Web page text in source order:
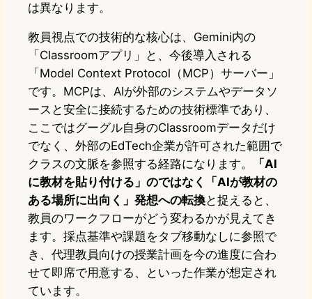
は異なります。
教員視点での技術的な核心は、Gemini内の
「Classroomアプリ」と、今後導入される
「Model Context Protocol（MCP）サーバー」
です。MCPは、AIが外部のシステムやデータソ
ースと安全に接続するための技術標準であり、
ここではグーグル自身のClassroomデータだけ
でなく、外部のEdTech企業が許可された範囲で
クラスの文脈を参照する経路になります。
「AI
に教材を貼り付ける」のではなく「AIが教材の
ある場所に出向く」発想への転換と捉えると、
教員のワークフローがどう変わるかが見えてき
ます。採点基準や課題をタブ移動なしに参照で
き、代理教員向けの授業計画を今の進度に合わ
せて即席で用意する、といった作業が想定され
ています。